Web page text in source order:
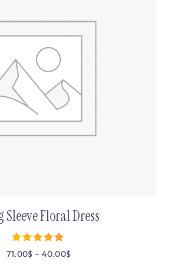
Sleeve Floral Dress
מתוך 540.00$
–
71.00$